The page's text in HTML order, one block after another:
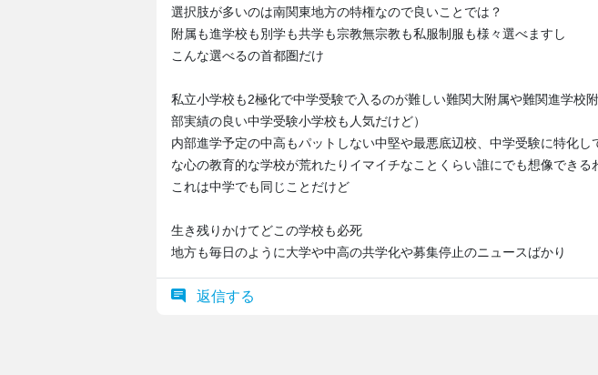
選択肢が多いのは南関東地方の特権なので良いことでは？
附属も進学校も別学も共学も宗教無宗教も私服制服も様々選べますし
こんな選べるの首都圏だけ
私立小学校も2極化で中学受験で入るのが難しい難関大附属や難関進学校
部実績の良い中学受験小学校も人気だけど）
内部進学予定の中高もパットしない中堅や最悪底辺校、中学受験に特化
な心の教育的な学校が荒れたりイマイチなことくらい誰にでも想像できる
これは中学でも同じことだけど
生き残りかけてどこの学校も必死
地方も毎日のように大学や中高の共学化や募集停止のニュースばかり
返信する